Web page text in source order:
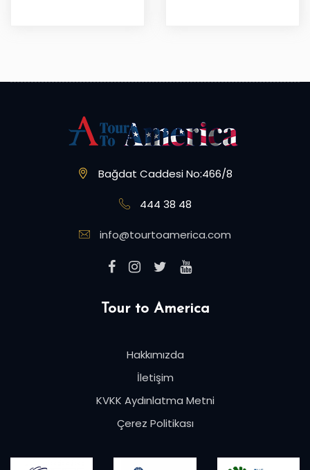
Bağdat Caddesi No:466/8
444 38 48
info@tourtoamerica.com
Tour to America
Hakkımızda
İletişim
KVKK Aydınlatma Metni
Çerez Politikası